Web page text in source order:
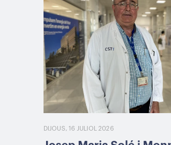
DIJOUS, 16 JULIOL 2026